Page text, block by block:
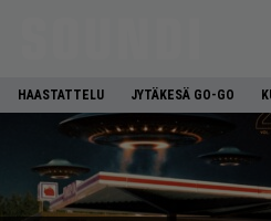
HAASTATTELU JYTÄKESÄ GO-GO